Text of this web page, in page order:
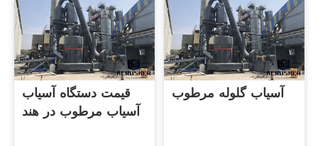
قیمت دستگاه آسیاب
آسیاب مرطوب در هند
آسیاب گلوله مرطوب